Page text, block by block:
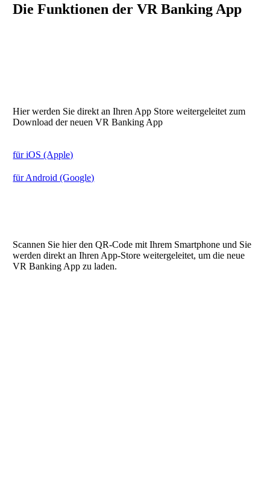
Die Funktionen der VR Banking App
Hier werden Sie direkt an Ihren App Store weitergeleitet zum
Download der neuen VR Banking App
für iOS (Apple)
für Android (Google)
Scannen Sie hier den QR-Code mit Ihrem Smartphone und Sie
werden direkt an Ihren App-Store weitergeleitet, um die neue
VR Banking App zu laden.